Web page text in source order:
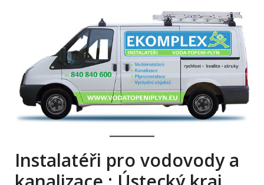
Instalatéři pro vodovody a